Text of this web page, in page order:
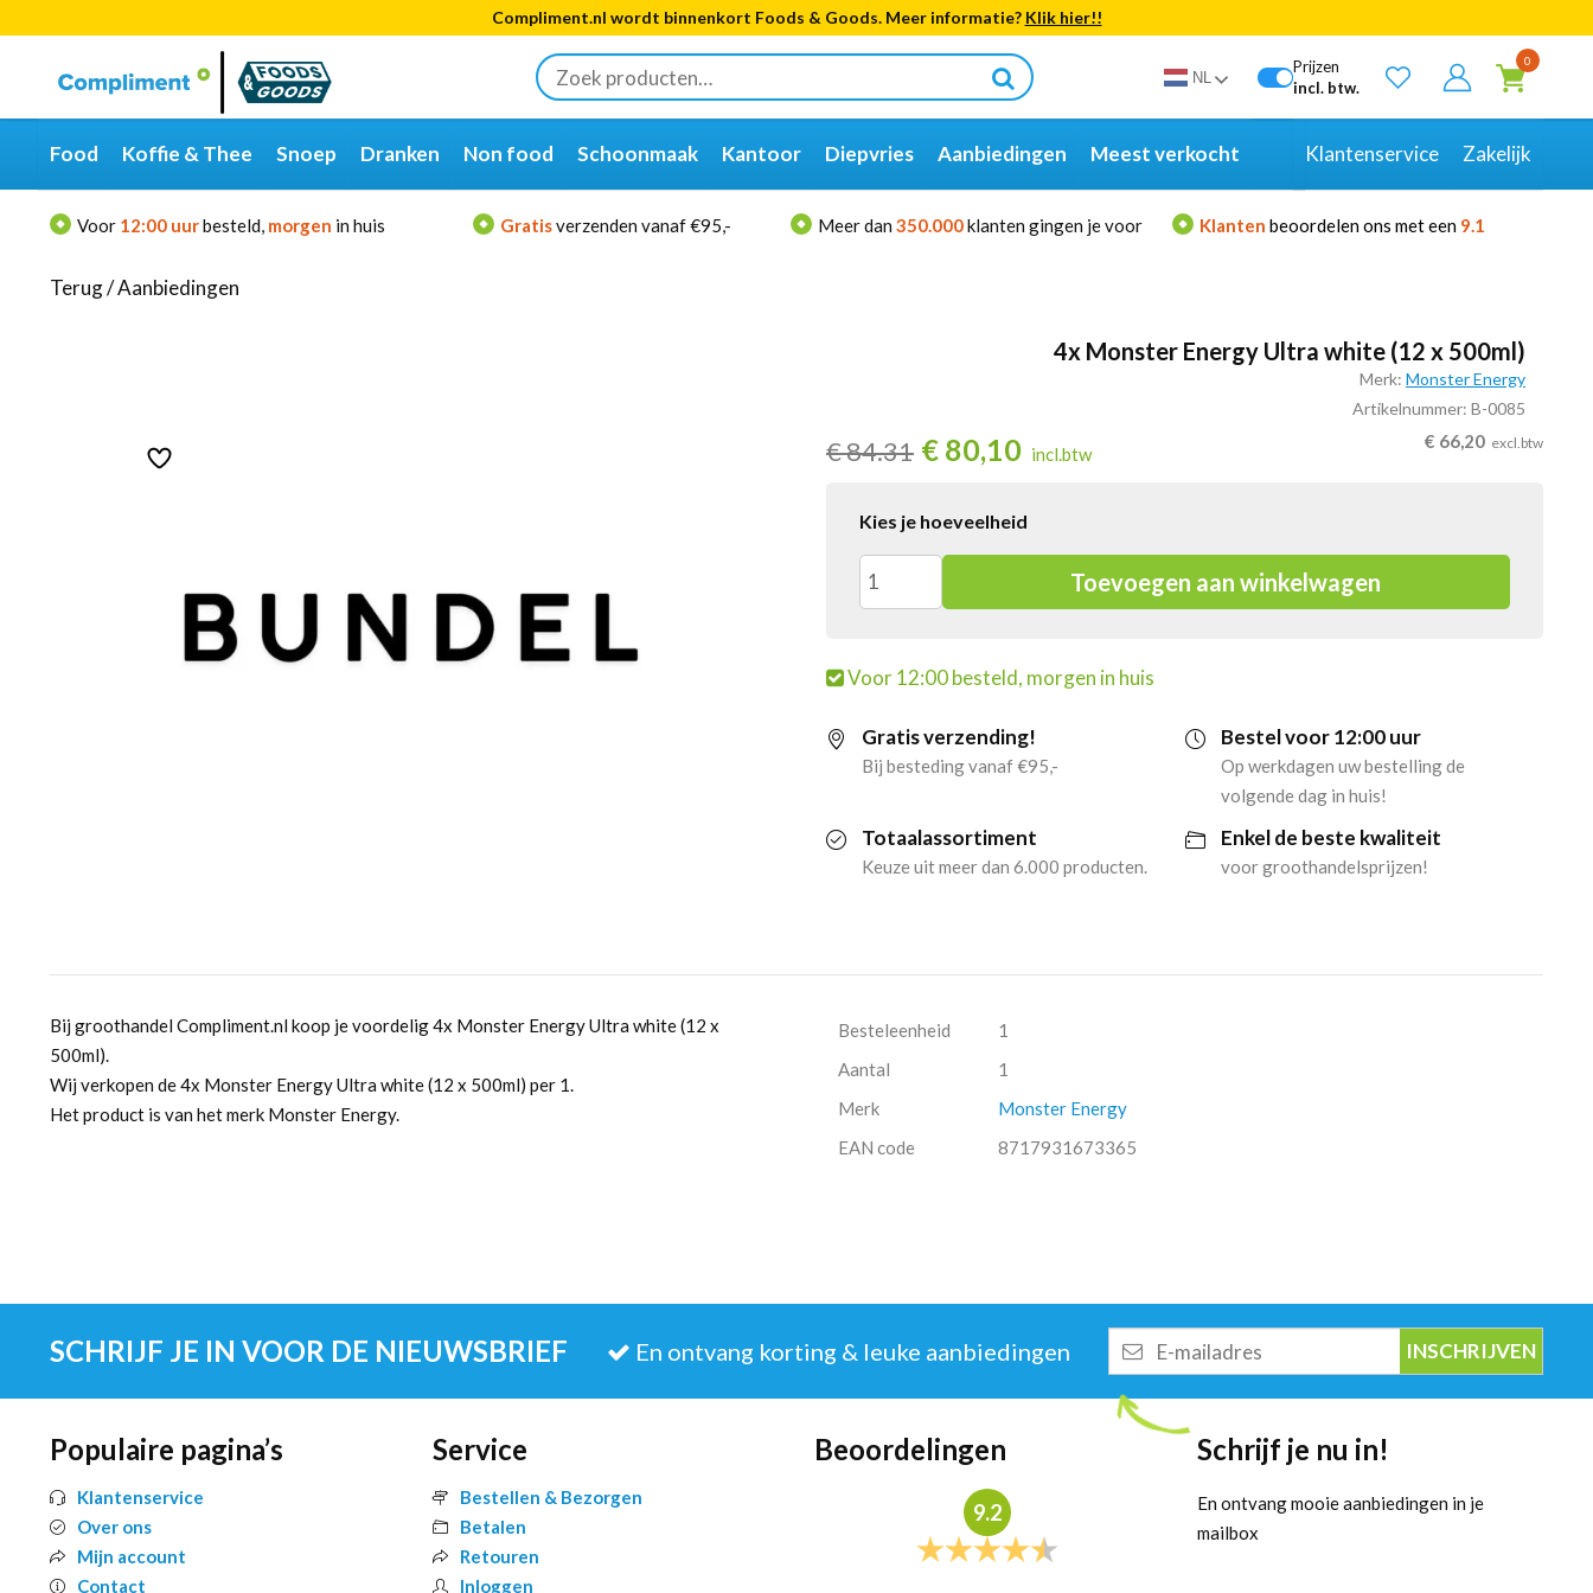
Compliment.nl wordt binnenkort Foods & Goods. Meer informatie? Klik hier!!
Zoeken
naar:
Categorieën
Merken
NL
Prijzen
incl. btw.
0
Food Koffie & Thee Snoep Dranken Non food Schoonmaak Kantoor Diepvries Aanbiedingen Meest verkocht Klantenservice Zakelijk
Voor 12:00 uurbesteld, morgen in huis Gratisverzenden vanaf €95,- Meer dan 350.000klanten gingen je voor Klanten beoordelen ons met een 9.1
Terug/Aanbiedingen
4x Monster Energy Ultra white (12 x 500ml)
Merk: Monster Energy
Artikelnummer: B-0085
€84.31 € 80,10 incl.btw
€ 66,20 excl.btw
Kies je hoeveelheid
4x
Energy
Ultra
Toevoegen aan winkelwagen
Voor 12:00 besteld, morgen in huis
Gratis verzending!
Bij besteding vanaf €95,-
Bestel voor 12:00 uur
Op werkdagen uw bestelling de
volgende dag in huis!
Totaalassortiment
Keuze uit meer dan 6.000 producten.
Enkel de beste kwaliteit
voor groothandelsprijzen!
Bij groothandel Compliment.nl koop je voordelig 4x Monster Energy Ultra white (12 x
500ml).
Wij verkopen de 4x Monster Energy Ultra white (12 x 500ml) per 1.
Het product is van het merk Monster Energy.
Besteleenheid
1
Aantal
1
Merk
Monster Energy
EAN code
8717931673365
SCHRIJF JE IN VOOR DE NIEUWSBRIEF En ontvang korting & leuke aanbiedingen
mailadres
Populaire pagina’s
Klantenservice
Over ons
Mijn account
Contact
Service
Bestellen & Bezorgen
Betalen
Retouren
Inloggen
Beoordelingen
9.2
Schrijf je nu in!
En ontvang mooie aanbiedingen in je
mailbox